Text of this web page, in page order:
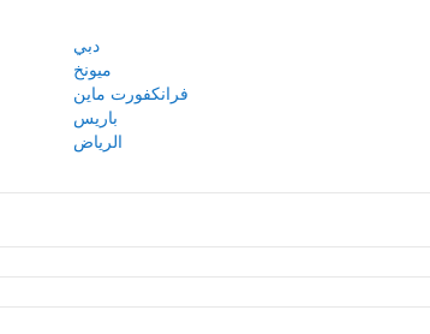
دبي
ميونخ
فرانكفورت ماين
باريس
الرياض